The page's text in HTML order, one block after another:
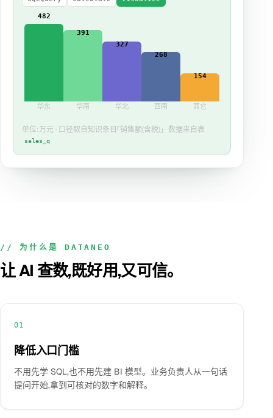
482
华东
391
华南
327
华北
268
西南
154
其它
单位:万元 · 口径取自知识条目「销售额(含税)」 · 数据来自表
sales_q
// 为什么是 DATANEO
让 AI 查数,既好用,又可信。
01
降低入口门槛
不用先学 SQL,也不用先建 BI 模型。业务负责人从一句话
提问开始,拿到可核对的数字和解释。